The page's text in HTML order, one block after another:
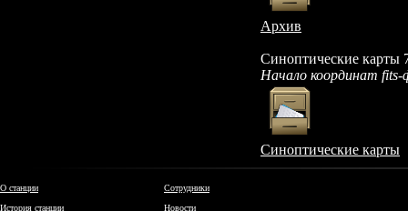
Архив
Синоптические карты
Начало координат
Синоптические карты
О станции
История станции
Сотрудники
Новости